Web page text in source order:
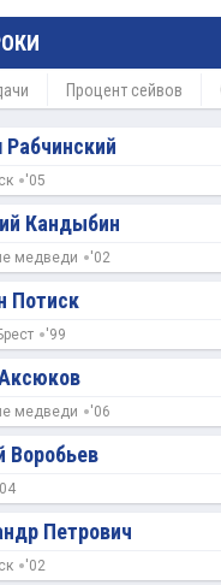
Процент сейвов
Рабчинский
'05
Кандыбин
медведи '02
Потиск
'99
медведи '06
Воробьев
Петрович
'02